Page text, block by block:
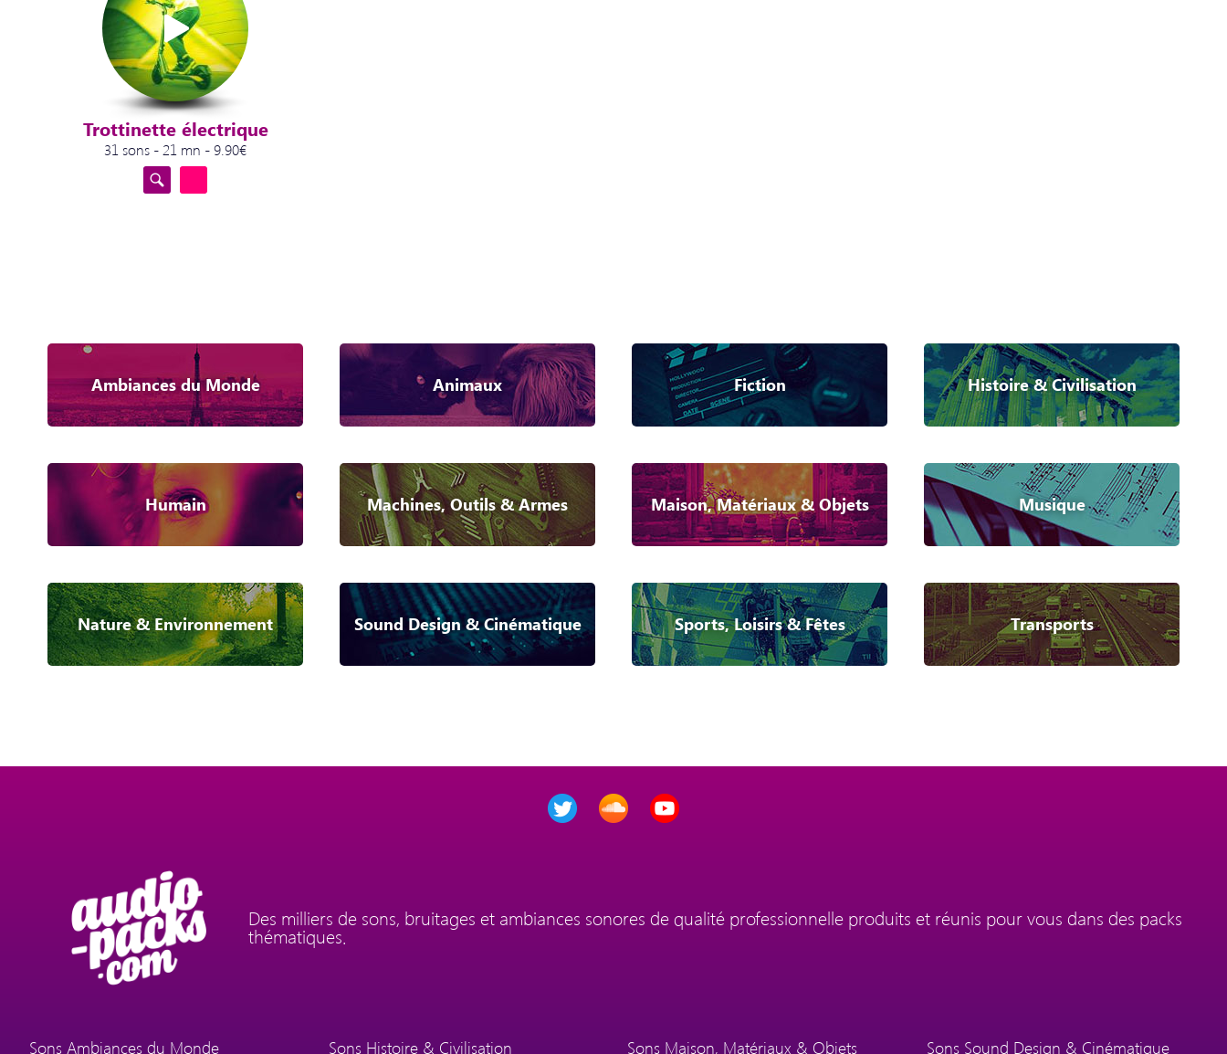
Trottinette électrique
31 sons - 21 mn - 9.90€
Ambiances du Monde Animaux Fiction Histoire & Civilisation
Humain Machines, Outils & Armes Maison, Matériaux & Objets Musique
Nature & Environnement Sound Design & Cinématique Sports, Loisirs & Fêtes Transports
Des milliers de sons, bruitages et ambiances sonores de qualité professionnelle produits et réunis pour vous dans des packs
thématiques.
Sons Ambiances du Monde Sons Histoire & Civilisation Sons Maison, Matériaux & Objets Sons Sound Design & Cinématique